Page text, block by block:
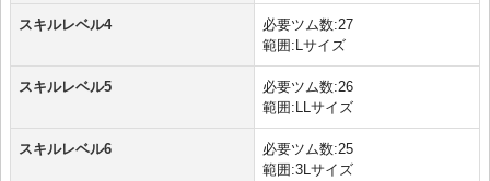
スキルレベル4
必要ツム数:27
範囲:Lサイズ
スキルレベル5
必要ツム数:26
範囲:LLサイズ
スキルレベル6
必要ツム数:25
範囲:3Lサイズ